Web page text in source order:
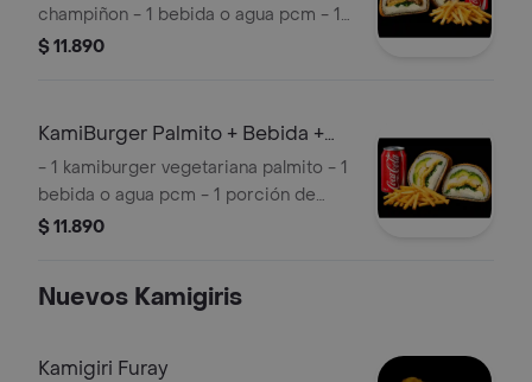
champiñon - 1 bebida o agua pcm - 1
porción de papas
$ 11.890
KamiBurger Palmito + Bebida +
Papas
- 1 kamiburger vegetariana palmito - 1
bebida o agua pcm - 1 porción de
papas
$ 11.890
Nuevos Kamigiris
Kamigiri Furay